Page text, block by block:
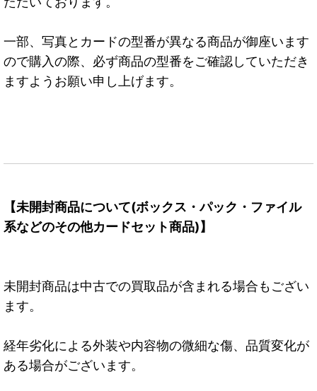
一部、写真とカードの型番が異なる商品が御座います
ので購入の際、必ず商品の型番をご確認していただき
ますようお願い申し上げます。
【未開封商品について(ボックス・パック・ファイル
系などのその他カードセット商品)】
未開封商品は中古での買取品が含まれる場合もござい
ます。
経年劣化による外装や内容物の微細な傷、品質変化が
ある場合がございます。